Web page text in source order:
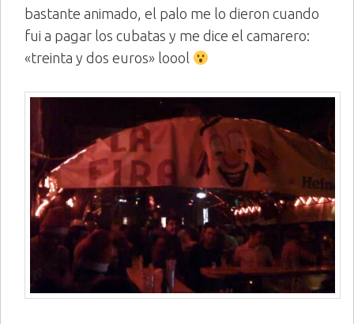
bastante animado, el palo me lo dieron cuando
fui a pagar los cubatas y me dice el camarero:
«treinta y dos euros» loool